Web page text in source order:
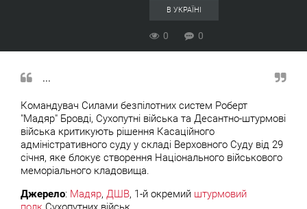
В УКРАЇНІ
0 0
...
Командувач Силами безпілотних систем Роберт
"Мадяр" Бровді, Сухопутні війська та Десантно-штурмові
війська критикують рішення Касаційного
адміністративного суду у складі Верховного Суду від 29
січня, яке блокує створення Національного військового
меморіального кладовища.
Джерело: Мадяр, ДШВ, 1-й окремий штурмовий